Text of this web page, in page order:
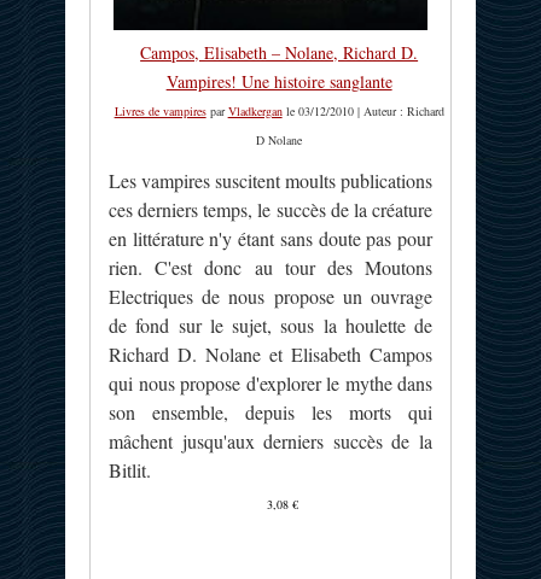
Campos, Elisabeth – Nolane, Richard D.
Vampires! Une histoire sanglante
Livres de vampiresparVladkerganle 03/12/2010 | Auteur : Richard
D Nolane
Les vampires suscitent moults publications
ces derniers temps, le succès de la créature
en littérature n'y étant sans doute pas pour
rien. C'est donc au tour des Moutons
Electriques de nous propose un ouvrage
de fond sur le sujet, sous la houlette de
Richard D. Nolane et Elisabeth Campos
qui nous propose d'explorer le mythe dans
son ensemble, depuis les morts qui
mâchent jusqu'aux derniers succès de la
Bitlit.
3,08 €